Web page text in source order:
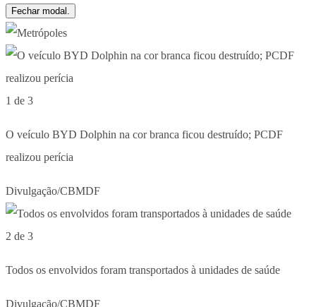
Fechar modal.
1 de 3
O veículo BYD Dolphin na cor branca ficou destruído; PCDF
realizou perícia
Divulgação/CBMDF
2 de 3
Todos os envolvidos foram transportados à unidades de saúde
Divulgação/CBMDF